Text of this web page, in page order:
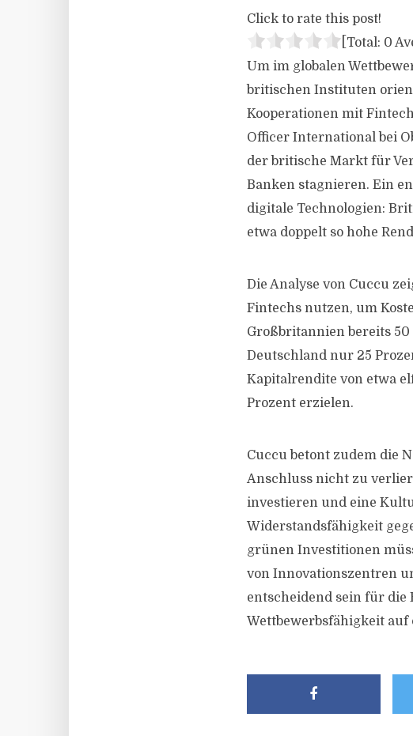
Click to rate this post!
[Total: 0
Um im globalen
britischen Instituten
Kooperationen mit
Officer International bei
der britische Markt für
Banken stagnieren. Ein
digitale Technologien:
etwa doppelt so hohe
Die Analyse von Cuccu
Fintechs nutzen, um
Großbritannien bereits
Deutschland nur 25
Kapitalrendite von etwa
Prozent erzielen.
Cuccu betont zudem die
Anschluss nicht zu
investieren und eine
Widerstandsfähigkeit
grünen Investitionen
von Innovationszentren
entscheidend sein für
Wettbewerbsfähigkeit